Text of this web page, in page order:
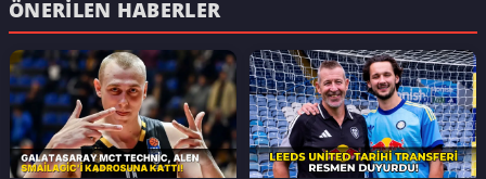
ÖNERILEN HABERLER